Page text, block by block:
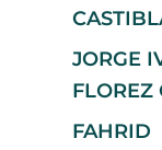
JORGE
FLOREZ
FAHRID